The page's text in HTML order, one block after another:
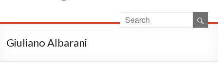
Giuliano Albarani